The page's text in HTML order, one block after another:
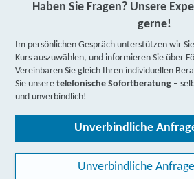
Haben Sie Fragen? Unsere
gerne!
Im persönlichen Gespräch unterstützen wir
Kurs auszuwählen, und informieren Sie über
Vereinbaren Sie gleich Ihren individuellen
Sie unseretelefonische Sofortberatung –
und unverbindlich!
Unverbindliche
Unverbindliche